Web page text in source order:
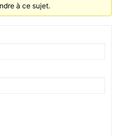
à ce sujet.